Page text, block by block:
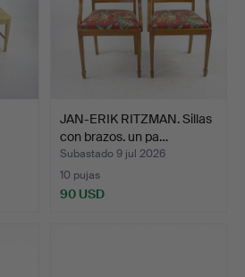
JAN-ERIK RITZMAN. Sillas
con brazos. un pa…
Subastado 9 jul 2026
10 pujas
90 USD